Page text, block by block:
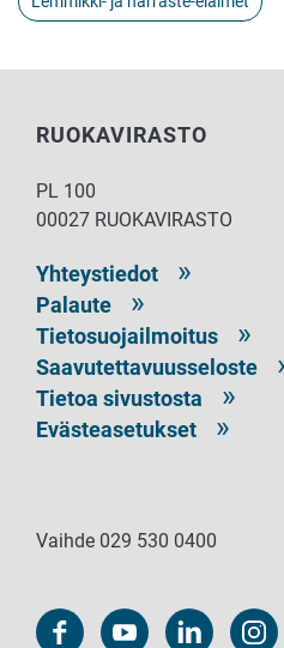
RUOKAVIRASTO
PL 100
00027 RUOKAVIRASTO
Yhteystiedot
Palaute
Tietosuojailmoitus
Saavutettavuusseloste
Tietoa sivustosta
Evästeasetukset
Vaihde 029 530 0400